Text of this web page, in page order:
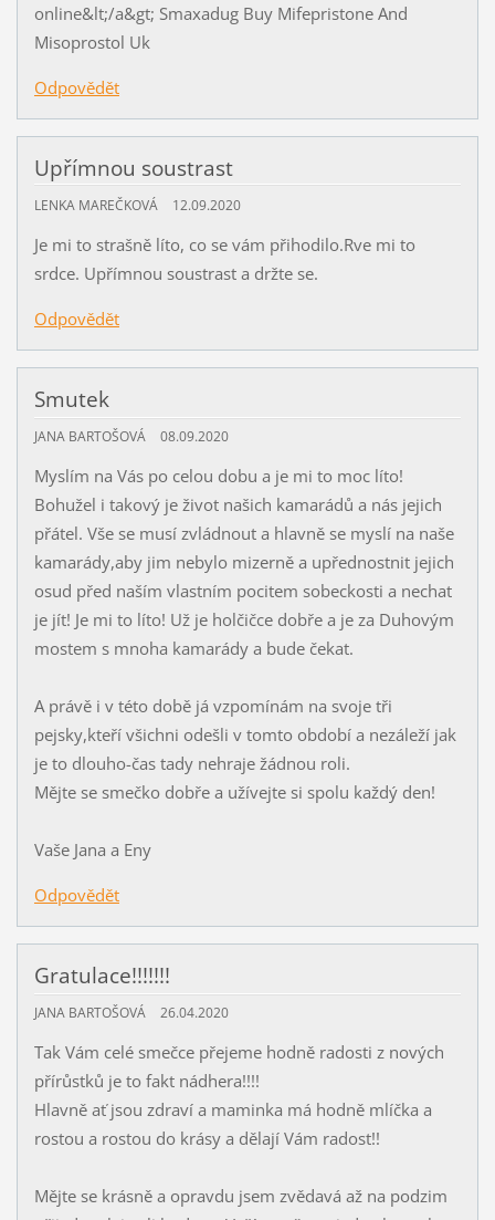
online&lt;/a&gt; Smaxadug Buy Mifepristone And
Misoprostol Uk
Odpovědět
Upřímnou soustrast
LENKA MAREČKOVÁ 12.09.2020
Je mi to strašně líto, co se vám přihodilo.Rve mi to
srdce. Upřímnou soustrast a držte se.
Odpovědět
Smutek
JANA BARTOŠOVÁ 08.09.2020
Myslím na Vás po celou dobu a je mi to moc líto!
Bohužel i takový je život našich kamarádů a nás jejich
přátel. Vše se musí zvládnout a hlavně se myslí na naše
kamarády,aby jim nebylo mizerně a upřednostnit jejich
osud před naším vlastním pocitem sobeckosti a nechat
je jít! Je mi to líto! Už je holčičce dobře a je za Duhovým
mostem s mnoha kamarády a bude čekat.
A právě i v této době já vzpomínám na svoje tři
pejsky,kteří všichni odešli v tomto období a nezáleží jak
je to dlouho-čas tady nehraje žádnou roli.
Mějte se smečko dobře a užívejte si spolu každý den!
Vaše Jana a Eny
Odpovědět
Gratulace!!!!!!!
JANA BARTOŠOVÁ 26.04.2020
Tak Vám celé smečce přejeme hodně radosti z nových
přírůstků je to fakt nádhera!!!!
Hlavně ať jsou zdraví a maminka má hodně mlíčka a
rostou a rostou do krásy a dělají Vám radost!!
Mějte se krásně a opravdu jsem zvědavá až na podzim